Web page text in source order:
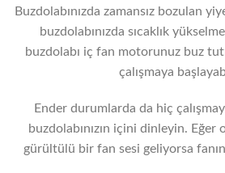
Buzdolabınızda zamansız bozulan
buzdolabınızda sıcaklık
buzdolabı iç fan motorunuz buz
çalışmaya
Ender durumlarda da hiç
buzdolabınızın içini dinleyin. Eğer
gürültülü bir fan sesi geliyorsa